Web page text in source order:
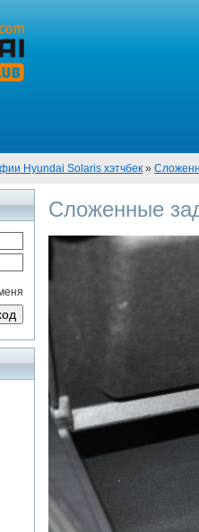
Hyundai Solaris хэтчбек »
Сложенные